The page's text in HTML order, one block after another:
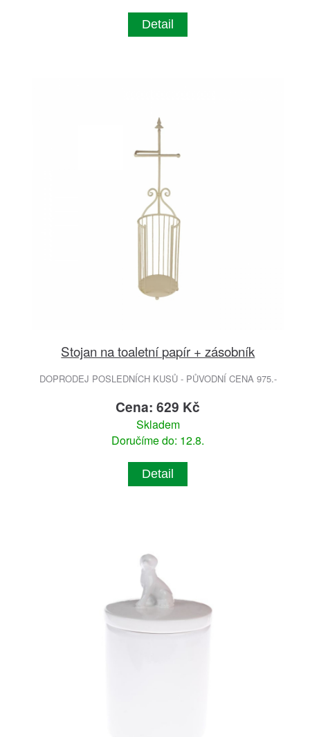
Detail
Stojan na toaletní papír + zásobník
DOPRODEJ POSLEDNÍCH KUSŮ - PŮVODNÍ CENA 975.-
Cena: 629 Kč
Skladem
Doručíme do: 12.8.
Detail